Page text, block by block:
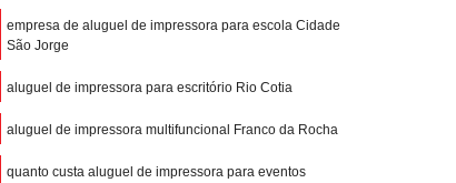
empresa de aluguel de impressora para escola Cidade
São Jorge
aluguel de impressora para escritório Rio Cotia
aluguel de impressora multifuncional Franco da Rocha
quanto custa aluguel de impressora para eventos